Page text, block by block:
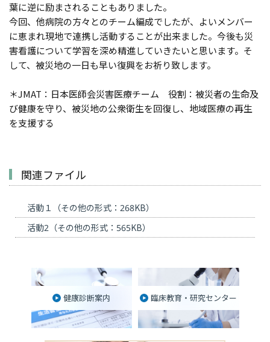
葉に逆に励まされることもありました。
今回、他病院の方々とのチーム編成でしたが、よいメンバー
に恵まれ現地で連携し活動することが出来ました。今後も災
害看護について学習を深め精進していきたいと思います。そ
して、被災地の一日も早い復興をお祈り致します。
＊JMAT：日本医師会災害医療チーム 役割：被災者の生命及
び健康を守り、被災地の公衆衛生を回復し、地域医療の再生
を支援する
関連ファイル
活動１（その他の形式：268KB）
活動2（その他の形式：565KB）
健康診断案内 臨床教育・研究センター